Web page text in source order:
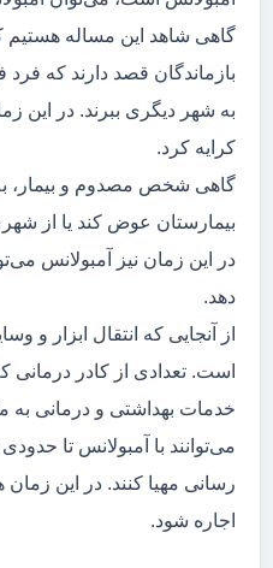
گاهی شاهد این مساله
بازماندگان قصد دارند که
به شهر دیگری ببرند. در این
کرایه کرد.
گاهی شخص مصدوم و بیمار،
بیمارستان عوض کند یا از
در این زمان نیز آمبولانس
دهد.
از آنجایی که انتقال ابزار
است. تعدادی از کادر درمانی
خدمات بهداشتی و درمانی به
می‌توانند با آمبولانس تا
رسانی مهیا کنند. در این
اجاره شود.